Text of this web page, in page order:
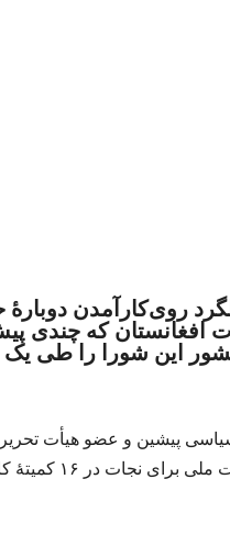
روی‌کارآمدن
افغانستان که چندی
این شورا را طی
پیشین و عضو هیأت
کنونی افغانستان ایستاده‌گی خواهد کرد.